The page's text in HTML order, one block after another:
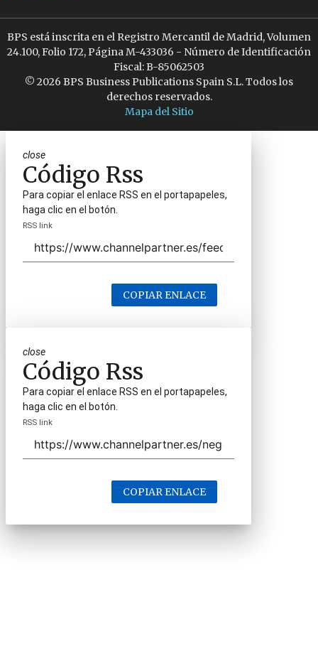
BPS está inscrita en el Registro Mercantil de Madrid, Volumen
24.100, Folio 172, Página M-433036 - Número de Identificación
Fiscal: B-85062503
© 2026 BPS Business Publications Spain S.L. Todos los
derechos reservados.
Mapa del Sitio
close
Código Rss
Para copiar el enlace RSS en el portapapeles,
haga clic en el botón.
RSS link
COPIAR ENLACE
close
Código Rss
Para copiar el enlace RSS en el portapapeles,
haga clic en el botón.
RSS link
COPIAR ENLACE